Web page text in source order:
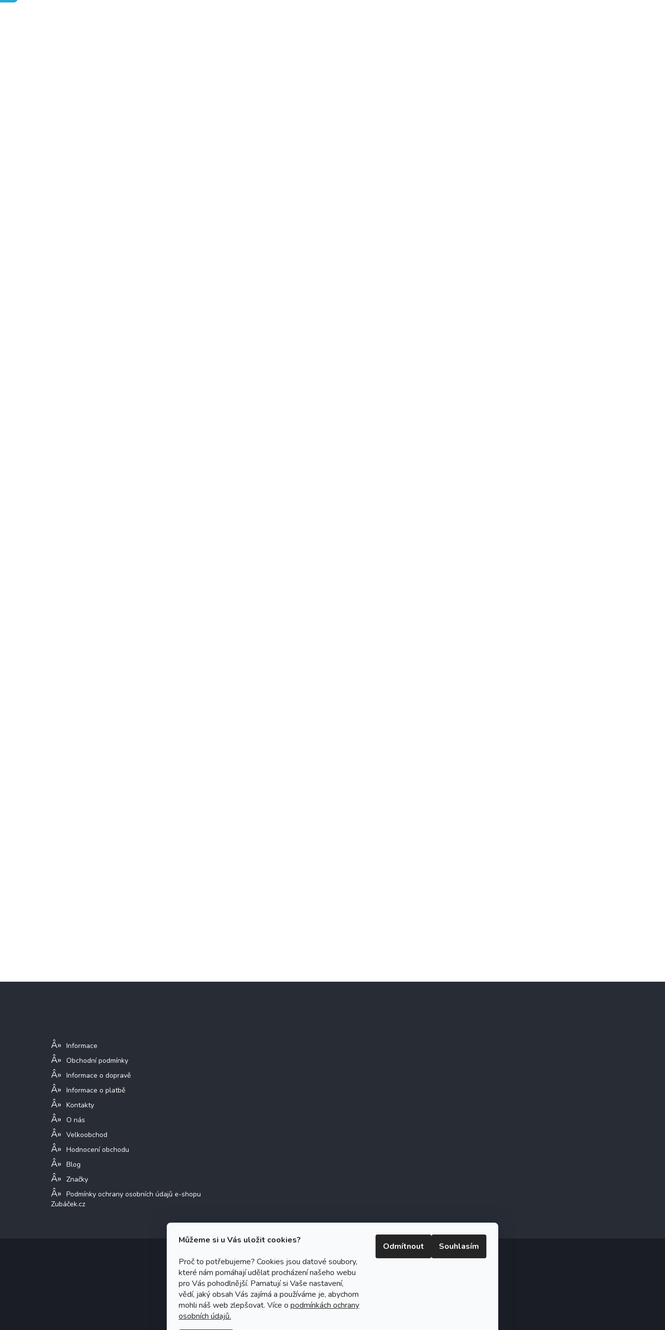
Můžeme si u Vás uložit cookies?
Proč to potřebujeme? Cookies jsou datové soubory,
které nám pomáhají udělat procházení našeho webu
pro Vás pohodlnější. Pamatují si Vaše nastavení,
vědí, jaký obsah Vás zajímá a používáme je, abychom
mohli náš web zlepšovat. Více o podmínkách ochrany
osobních údajů.
Odmítnout Souhlasím
Informace
Obchodní podmínky
Informace o dopravě
Informace o platbě
Kontakty
O nás
Velkoobchod
Hodnocení obchodu
Blog
Značky
Podmínky ochrany osobních údajů e-shopu
Zubáček.cz
Copyright 2026Zubáček.cz. Všechna práva vyhrazena.
Grafický návrh vytvořil a na Shoptet implementoval
Vytvořil Shoptet